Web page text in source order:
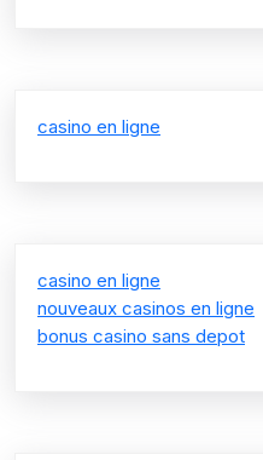
casino en ligne
casino en ligne
nouveaux casinos en ligne
bonus casino sans depot